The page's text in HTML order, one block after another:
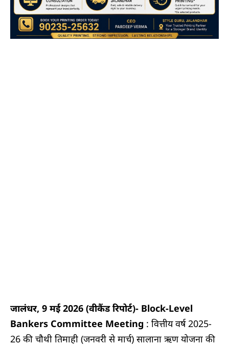
जालंधर, 9 मई 2026 (वीकैंड रिपोर्ट)- Block-Level
Bankers Committee Meeting : वित्तीय वर्ष 2025-
26 की चौथी तिमाही (जनवरी से मार्च) सालाना ऋण योजना की